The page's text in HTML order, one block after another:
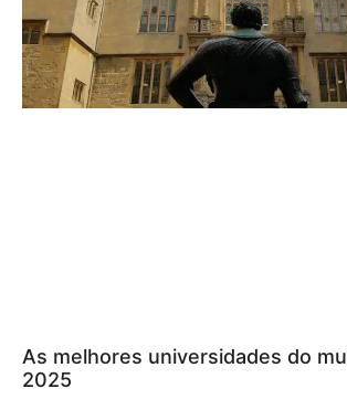
As melhores universidades do
2025